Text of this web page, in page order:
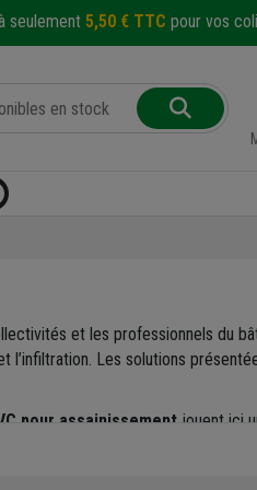
seulement 5,50 € TTC pour vos
et les professionnels du
Les solutions
pour assainissement jouent ici